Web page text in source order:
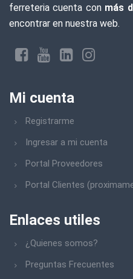
ferreteria cuenta con más
encontrar en nuestra web.
Mi cuenta
Registrarme
Ingresar a mi cuenta
Portal Proveedores
Portal Clientes
Enlaces utiles
¿Quienes somos?
Preguntas Frecuentes